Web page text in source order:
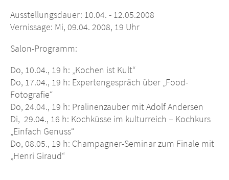
Ausstellungsdauer: 10.04. - 12.05.2008
Vernissage: Mi, 09.04. 2008, 19 Uhr
Salon-Programm:
Do, 10.04., 19 h: „Kochen ist Kult“
Do, 17.04., 19 h: Expertengespräch über „Food-
Fotografie“
Do, 24.04., 19 h: Pralinenzauber mit Adolf Andersen
Di, 29.04., 16 h: Kochküsse im kulturreich – Kochkurs
„Einfach Genuss“
Do, 08.05., 19 h: Champagner-Seminar zum Finale mit
„Henri Giraud“